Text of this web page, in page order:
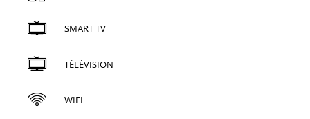
SMART TV
TÉLÉVISION
WIFI